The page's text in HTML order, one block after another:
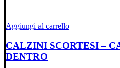
Aggiungi al carrello
CALZINI SCORTESI –
DENTRO